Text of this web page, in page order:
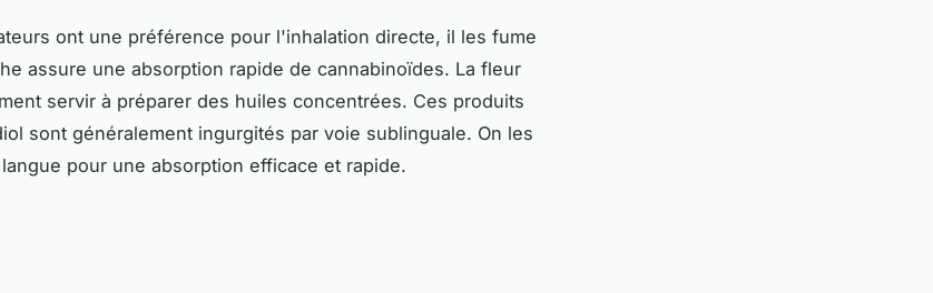
ont une préférence pour l'inhalation directe, il les fume
assure une absorption rapide de cannabinoïdes. La fleur
servir à préparer des huiles concentrées. Ces produits
sont généralement ingurgités par voie sublinguale. On les
pour une absorption efficace et rapide.